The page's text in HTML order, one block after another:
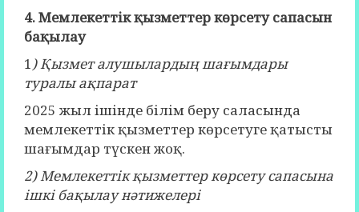
4. Мемлекеттік қызметтер көрсету сапасын
бақылау
1) Қызмет алушылардың шағымдары
туралы ақпарат
2025 жыл ішінде білім беру саласында
мемлекеттік қызметтер көрсетуге қатысты
шағымдар түскен жоқ.
2) Мемлекеттік қызметтер көрсету сапасына
ішкі бақылау нәтижелері